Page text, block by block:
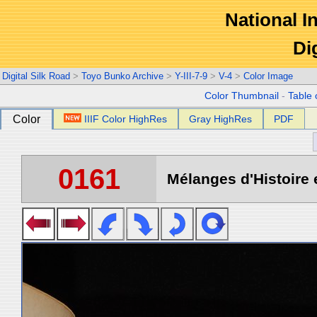
National
Digital Silk Road > Toyo Bunko Archive > Y-III-7-9 > V-4 > Color Image
Color Thumbnail -Table
Color IIIF Color HighRes Gray HighRes PDF
0161 Mélanges d'Histoire